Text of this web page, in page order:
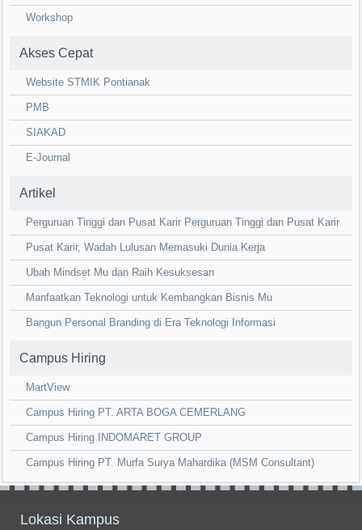
Workshop
Akses Cepat
Website STMIK Pontianak
PMB
SIAKAD
E-Journal
Artikel
Perguruan Tinggi dan Pusat Karir Perguruan Tinggi dan Pusat Karir
Pusat Karir, Wadah Lulusan Memasuki Dunia Kerja
Ubah Mindset Mu dan Raih Kesuksesan
Manfaatkan Teknologi untuk Kembangkan Bisnis Mu
Bangun Personal Branding di Era Teknologi Informasi
Campus Hiring
MartView
Campus Hiring PT. ARTA BOGA CEMERLANG
Campus Hiring INDOMARET GROUP
Campus Hiring PT. Murfa Surya Mahardika (MSM Consultant)
Lokasi Kampus